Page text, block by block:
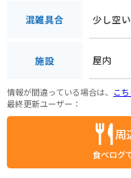
混雑具合 少し空
施設 屋内
情報が間違っている場合は、 こち
最終更新ユーザー：
周
食べログ